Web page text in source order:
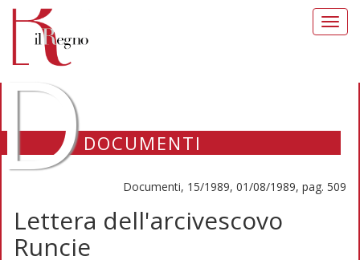
DOCUMENTI
Documenti, 15/1989, 01/08/1989, pag. 509
Lettera dell'arcivescovo
Runcie